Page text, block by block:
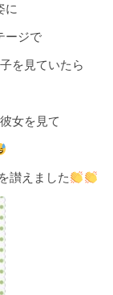
に
ージで
を見ていたら
女を見て
讃えました